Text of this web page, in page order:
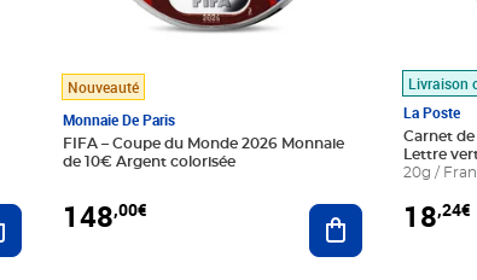
Ajouter au panier
Nouveauté
Monnaie De Paris
FIFA – Coupe du Monde 2026 Monnaie
de 10€ Argent colorisée
148,00€ Ajouter au
Livraison
La Poste
Carnet
Lettre
20g /
18,24€